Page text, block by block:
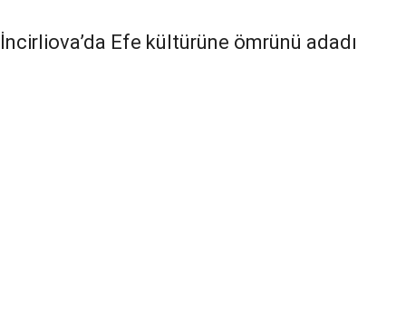
İncirliova’da Efe kültürüne ömrünü adadı